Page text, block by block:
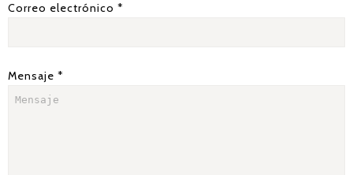
Correo electrónico *
Mensaje *